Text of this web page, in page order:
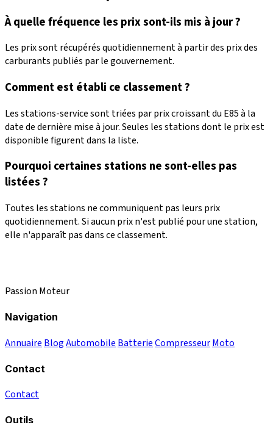
À quelle fréquence les prix sont-ils mis à jour ?
Les prix sont récupérés quotidiennement à partir des prix des
carburants publiés par le gouvernement.
Comment est établi ce classement ?
Les stations-service sont triées par prix croissant du E85 à la
date de dernière mise à jour. Seules les stations dont le prix est
disponible figurent dans la liste.
Pourquoi certaines stations ne sont-elles pas
listées ?
Toutes les stations ne communiquent pas leurs prix
quotidiennement. Si aucun prix n'est publié pour une station,
elle n'apparaît pas dans ce classement.
Passion Moteur
Navigation
Annuaire BlogAutomobile BatterieCompresseurMoto
Contact
Contact
Outils